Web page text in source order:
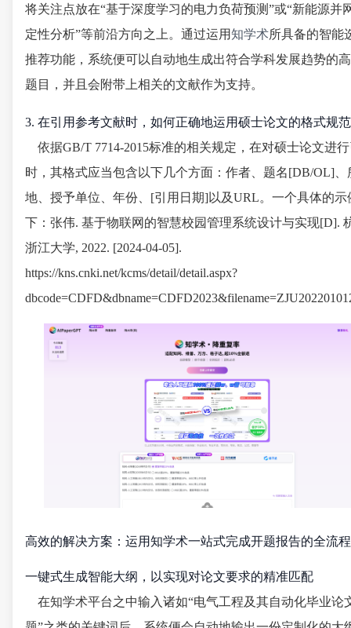
将关注点放在“基于深度学习的电力负荷预测”或“新能源并
定性分析”等前沿方向之上。通过运用知学术所具备的智能
推荐功能，系统便可以自动地生成出符合学科发展趋势的
题目，并且会附带上相关的文献作为支持。
3. 在引用参考文献时，如何正确地运用硕士论文的格式规
依据GB/T 7714-2015标准的相关规定，在对硕士论文进
时，其格式应当包含以下几个方面：作者、题名[DB/OL]、
地、授予单位、年份、[引用日期]以及URL。一个具体的示
下：张伟. 基于物联网的智慧校园管理系统设计与实现[D].
浙江大学, 2022. [2024-04-05].
https://kns.cnki.net/kcms/detail/detail.aspx?
高效的解决方案：运用知学术一站式完成开题报告的全流程
一键式生成智能大纲，以实现对论文要求的精准匹配
在知学术平台之中输入诸如“电气工程及其自动化毕业论